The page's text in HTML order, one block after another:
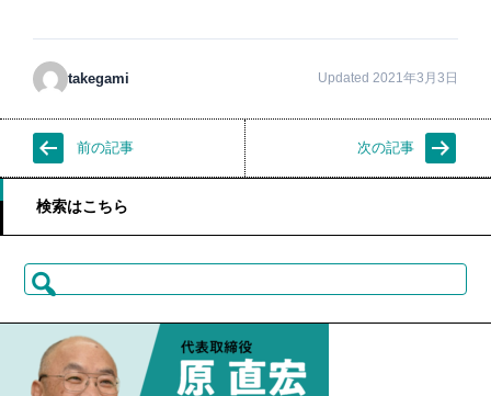
takegami Updated 2021年3月3日
前の記事 次の記事
検索はこちら
検
索: